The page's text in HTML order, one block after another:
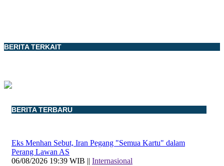
BERITA TERKAIT
BERITA TERBARU
Eks Menhan Sebut, Iran Pegang "Semua Kartu" dalam
Perang Lawan AS
06/08/2026 19:39 WIB || Internasional